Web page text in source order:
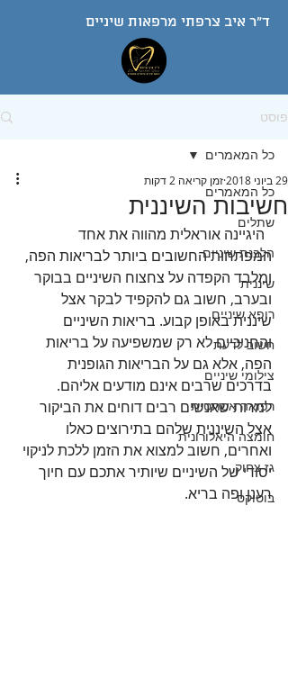
ד"ר איב צרפתי מרפאות שיניים
פוסט
כל המאמרים
שתלים
הלבנת שיניים
שיננית
רופא שיניים
חשוב לדעת
צילומי שיניים
רפואה אסתטית
חומצה היאלורונית
גז צחוק
בוטוקס
כל המאמרים
חשיבות השיננית
29 ביוני 2018 זמן קריאה 2 דקות
  היגיינה אוראלית מהווה את אחד
המפתחות החשובים ביותר לבריאות הפה,
ומלבד הקפדה על צחצוח השיניים בבוקר
ובערב, חשוב גם להקפיד לבקר אצל
שיננית באופן קבוע. בריאות השיניים
והחניכיים לא רק שמשפיעה על בריאות
הפה, אלא גם על הבריאות הגופנית
בדרכים שרבים אינם מודעים אליהם.
למרות שאנשים רבים דוחים את הביקור
אצל השיננית שלהם בתירוצים כאלו
ואחרים, חשוב למצוא את הזמן ללכת לניקוי
יסודי של השיניים שיותיר אתכם עם חיוך
רענן ופה בריא.